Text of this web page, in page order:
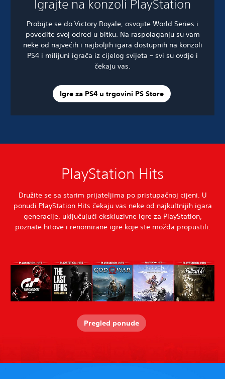
Igrajte na konzoli PlayStation
Probijte se do Victory Royale, osvojite World Series i
povedite svoj odred u bitku. Na raspolaganju su vam
neke od najvećih i najboljih igara dostupnih na konzoli
PS4 i milijuni igrača iz cijelog svijeta – svi su ovdje i
čekaju vas.
Igre za PS4 u trgovini PS Store
PlayStation Hits
Družite se sa starim prijateljima po pristupačnoj cijeni. U
ponudi PlayStation Hits čekaju vas neke od najkultnijih igara
generacije, uključujući ekskluzivne igre za PlayStation,
poznate hitove i renomirane igre koje ste možda propustili.
Pregled ponude